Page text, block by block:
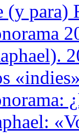
(y para)